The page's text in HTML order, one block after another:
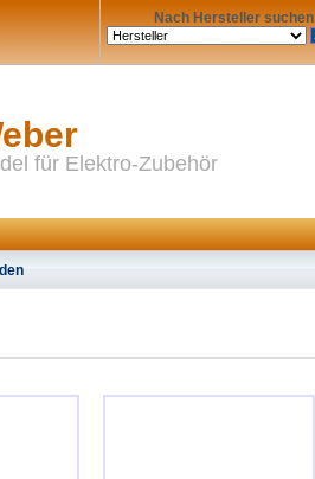
Nach Hersteller suchen
für Elektro-Zubehör